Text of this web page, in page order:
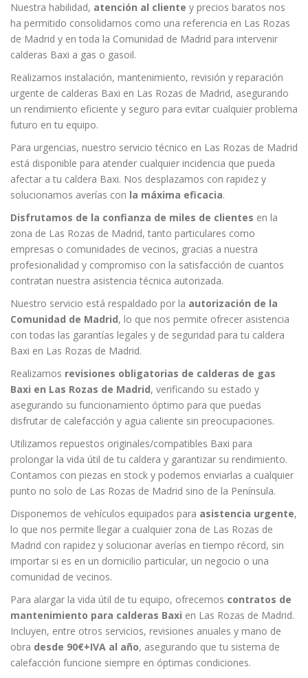
Nuestra habilidad, atención al cliente y precios baratos nos
ha permitido consolidarnos como una referencia en Las Rozas
de Madrid y en toda la Comunidad de Madrid para intervenir
calderas Baxi a gas o gasoil.
Realizamos instalación, mantenimiento, revisión y reparación
urgente de calderas Baxi en Las Rozas de Madrid, asegurando
un rendimiento eficiente y seguro para evitar cualquier problema
futuro en tu equipo.
Para urgencias, nuestro servicio técnico en Las Rozas de Madrid
está disponible para atender cualquier incidencia que pueda
afectar a tu caldera Baxi. Nos desplazamos con rapidez y
solucionamos averías con la máxima eficacia.
Disfrutamos de la confianza de miles de clientes en la
zona de Las Rozas de Madrid, tanto particulares como
empresas o comunidades de vecinos, gracias a nuestra
profesionalidad y compromiso con la satisfacción de cuantos
contratan nuestra asistencia técnica autorizada.
Nuestro servicio está respaldado por la autorización de la
Comunidad de Madrid, lo que nos permite ofrecer asistencia
con todas las garantías legales y de seguridad para tu caldera
Baxi en Las Rozas de Madrid.
Realizamos revisiones obligatorias de calderas de gas
Baxi en Las Rozas de Madrid, verificando su estado y
asegurando su funcionamiento óptimo para que puedas
disfrutar de calefacción y agua caliente sin preocupaciones.
Utilizamos repuestos originales/compatibles Baxi para
prolongar la vida útil de tu caldera y garantizar su rendimiento.
Contamos con piezas en stock y podemos enviarlas a cualquier
punto no solo de Las Rozas de Madrid sino de la Península.
Disponemos de vehículos equipados para asistencia urgente,
lo que nos permite llegar a cualquier zona de Las Rozas de
Madrid con rapidez y solucionar averías en tiempo récord, sin
importar si es en un domicilio particular, un negocio o una
comunidad de vecinos.
Para alargar la vida útil de tu equipo, ofrecemos contratos de
mantenimiento para calderas Baxi en Las Rozas de Madrid.
Incluyen, entre otros servicios, revisiones anuales y mano de
obra desde 90€+IVA al año, asegurando que tu sistema de
calefacción funcione siempre en óptimas condiciones.